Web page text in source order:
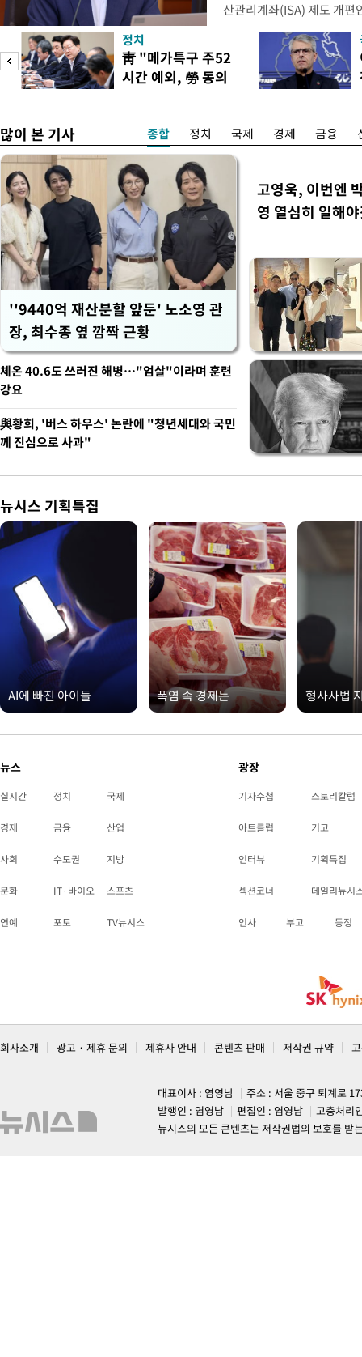
산관리계좌(ISA) 제도 개편
다"며 "국민 의견까지 수
토할 예정"이라고 밝혔다.
셜미디어(SNS) 엑스(X·옛
개편안은 지난 4일부터 오
정치
靑 "메가특구 주52
시간 예외, 勞 동의
많이 본 기사 종합 정치 국제 경제 금융
''9440억 재산분할 앞둔' 노소영 관
장, 최수종 옆 깜짝 근황
고영욱, 이번엔
영 열심히 일해
체온 40.6도 쓰러진 해병…"엄살"이라며 훈련
강요
與황희, '버스 하우스' 논란에 "청년세대와 국민
께 진심으로 사과"
뉴시스 기획특집
AI에 빠진 아이들 폭염 속 경제는 형사사법
뉴스
실시간 정치 국제
경제 금융 산업
사회 수도권 지방
문화 IT·바이오 스포츠
연예 포토 TV뉴시스
광장
기자수첩 스토리칼럼
아트클럽 기고
인터뷰 기획특집
섹션코너 데일리뉴시
인사 부고 동정
회사소개 광고 · 제휴 문의 제휴사 안내 콘텐츠 판매 저작권 규약
대표이사 : 염영남
주소 : 서울 중구 퇴계로
발행인 : 염영남
편집인 : 염영남
고충처리
뉴시스의 모든 콘텐츠는 저작권법의 보호를